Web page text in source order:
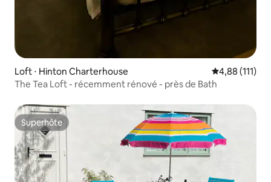
Loft ⋅ Hinton Charterhouse Évaluation
4,88 (111)
The Tea Loft - récemment rénové - près de Bath
Superhôte
Superhôte